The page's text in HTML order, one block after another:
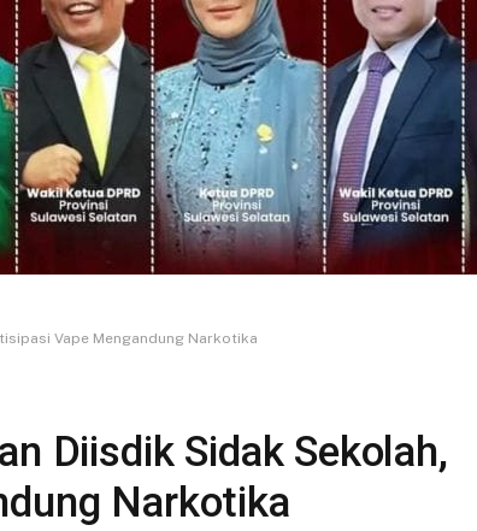
Vape Mengandung Narkotika
Diisdik Sidak Sekolah,
Narkotika